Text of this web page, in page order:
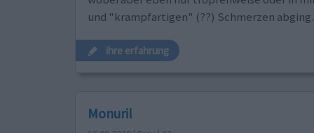
und "krampfartigen" (??) Schmerzen abging.
ihre erfahrung
Monuril